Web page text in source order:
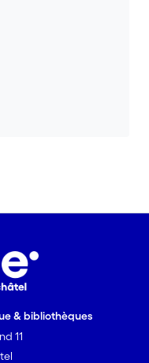
& bibliothèques
11